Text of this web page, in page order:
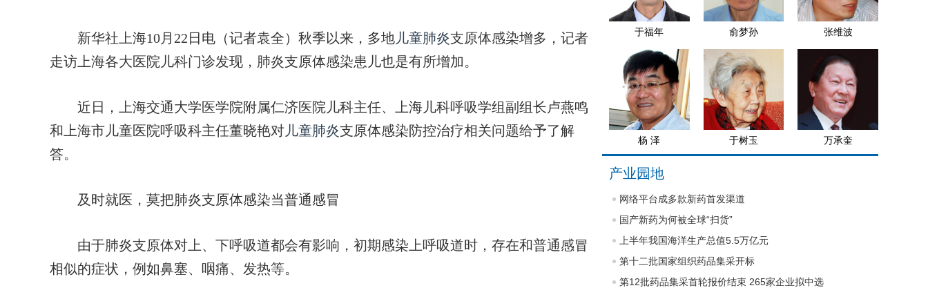
新华社上海10月22日电（记者袁全）秋季以来，多地儿童肺炎支原体感染增多，记者
走访上海各大医院儿科门诊发现，肺炎支原体感染患儿也是有所增加。
近日，上海交通大学医学院附属仁济医院儿科主任、上海儿科呼吸学组副组长卢燕鸣
和上海市儿童医院呼吸科主任董晓艳对儿童肺炎支原体感染防控治疗相关问题给予了解
答。
及时就医，莫把肺炎支原体感染当普通感冒
由于肺炎支原体对上、下呼吸道都会有影响，初期感染上呼吸道时，存在和普通感冒
相似的症状，例如鼻塞、咽痛、发热等。
于福年 俞梦孙 张维波
杨 泽 于树玉 万承奎
产业园地
网络平台成多款新药首发渠道
国产新药为何被全球“扫货”
上半年我国海洋生产总值5.5万亿元
第十二批国家组织药品集采开标
第12批药品集采首轮报价结束 265家企业拟中选